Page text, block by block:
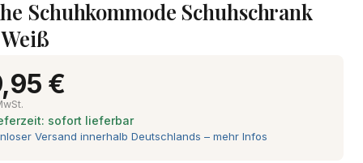
Schuhkommode Schuhschrank
€
sofort lieferbar
Versand innerhalb Deutschlands – mehr Infos